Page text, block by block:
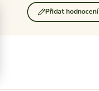
Přidat hodnocení